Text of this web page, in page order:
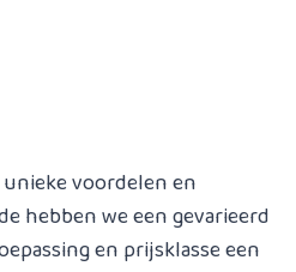
voordelen en
hebben we een gevarieerd
en prijsklasse een